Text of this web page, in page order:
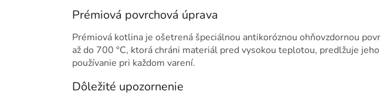
Prémiová povrchová úprava
Prémiová kotlina je ošetrená špeciálnou antikoróznou ohňovzdornou
až do 700 °C, ktorá chráni materiál pred vysokou teplotou, predlžuje
používanie pri každom varení.
Dôležité upozornenie